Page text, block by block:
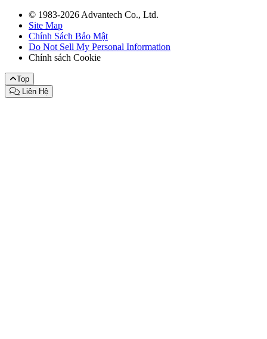
© 1983-2026 Advantech Co., Ltd.
Site Map
Chính Sách Bảo Mật
Do Not Sell My Personal Information
Chính sách Cookie
Top
Liên Hệ